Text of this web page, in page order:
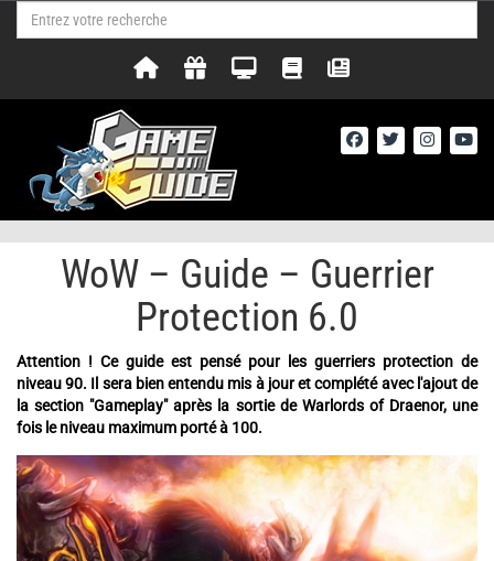
WoW – Guide – Guerrier
Protection 6.0
Attention ! Ce guide est pensé pour les guerriers protection de
niveau 90. Il sera bien entendu mis à jour et complété avec l'ajout de
la section "Gameplay" après la sortie de Warlords of Draenor, une
fois le niveau maximum porté à 100.